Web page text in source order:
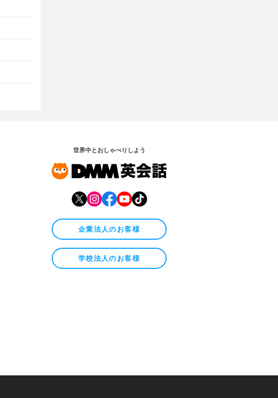
世界中とおしゃべりしよう
企業法人のお客様
学校法人のお客様